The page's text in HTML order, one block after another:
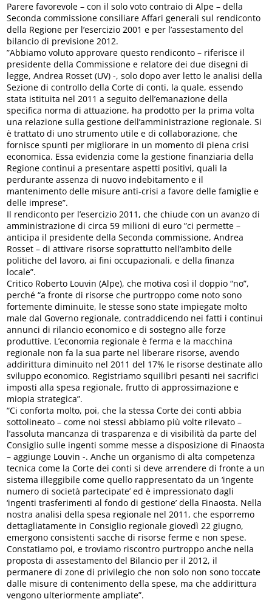
Parere favorevole – con il solo voto contraio di Alpe – della
Seconda commissione consiliare Affari generali sul rendiconto
della Regione per l’esercizio 2001 e per l’assestamento del
bilancio di previsione 2012.
”Abbiamo voluto approvare questo rendiconto – riferisce il
presidente della Commissione e relatore dei due disegni di
legge, Andrea Rosset (UV) -, solo dopo aver letto le analisi della
Sezione di controllo della Corte di conti, la quale, essendo
stata istituita nel 2011 a seguito dell’emanazione della
specifica norma di attuazione, ha prodotto per la prima volta
una relazione sulla gestione dell’amministrazione regionale. Si
è trattato di uno strumento utile e di collaborazione, che
fornisce spunti per migliorare in un momento di piena crisi
economica. Essa evidenzia come la gestione finanziaria della
Regione continui a presentare aspetti positivi, quali la
perdurante assenza di nuovo indebitamento e il
mantenimento delle misure anti-crisi a favore delle famiglie e
delle imprese”.
Il rendiconto per l’esercizio 2011, che chiude con un avanzo di
amministrazione di circa 59 milioni di euro ”ci permette –
anticipa il presidente della Seconda commissione, Andrea
Rosset – di attivare risorse soprattutto nell’ambito delle
politiche del lavoro, ai fini occupazionali, e della finanza
locale”.
Critico Roberto Louvin (Alpe), che motiva così il doppio “no”,
perché “a fronte di risorse che purtroppo come noto sono
fortemente diminuite, le stesse sono state impiegate molto
male dal Governo regionale, contraddicendo nei fatti i continui
annunci di rilancio economico e di sostegno alle forze
produttive. L’economia regionale è ferma e la macchina
regionale non fa la sua parte nel liberare risorse, avendo
addirittura diminuito nel 2011 del 17% le risorse destinate allo
sviluppo economico. Registriamo squilibri pesanti nei sacrifici
imposti alla spesa regionale, frutto di approssimazione e
miopia strategica”.
“Ci conforta molto, poi, che la stessa Corte dei conti abbia
sottolineato – come noi stessi abbiamo più volte rilevato –
l’assoluta mancanza di trasparenza e di visibilità da parte del
Consiglio sulle ingenti somme messe a disposizione di Finaosta
– aggiunge Louvin -. Anche un organismo di alta competenza
tecnica come la Corte dei conti si deve arrendere di fronte a un
sistema illeggibile come quello rappresentato da un ‘ingente
numero di società partecipate’ ed è impressionato dagli
‘ingenti trasferimenti al fondo di gestione’ della Finaosta. Nella
nostra analisi della spesa regionale nel 2011, che esporremo
dettagliatamente in Consiglio regionale giovedì 22 giugno,
emergono consistenti sacche di risorse ferme e non spese.
Constatiamo poi, e troviamo riscontro purtroppo anche nella
proposta di assestamento del Bilancio per il 2012, il
permanere di zone di privilegio che non solo non sono toccate
dalle misure di contenimento della spese, ma che addirittura
vengono ulteriormente ampliate”.